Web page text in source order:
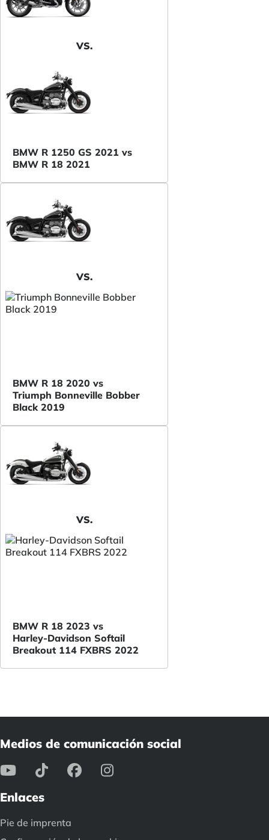
VS.
BMW R 1250 GS 2021 vs
BMW R 18 2021
VS.
BMW R 18 2020 vs
Triumph Bonneville Bobber
Black 2019
VS.
BMW R 18 2023 vs
Harley-Davidson Softail
Breakout 114 FXBRS 2022
Medios de comunicación social
Enlaces
Pie de imprenta